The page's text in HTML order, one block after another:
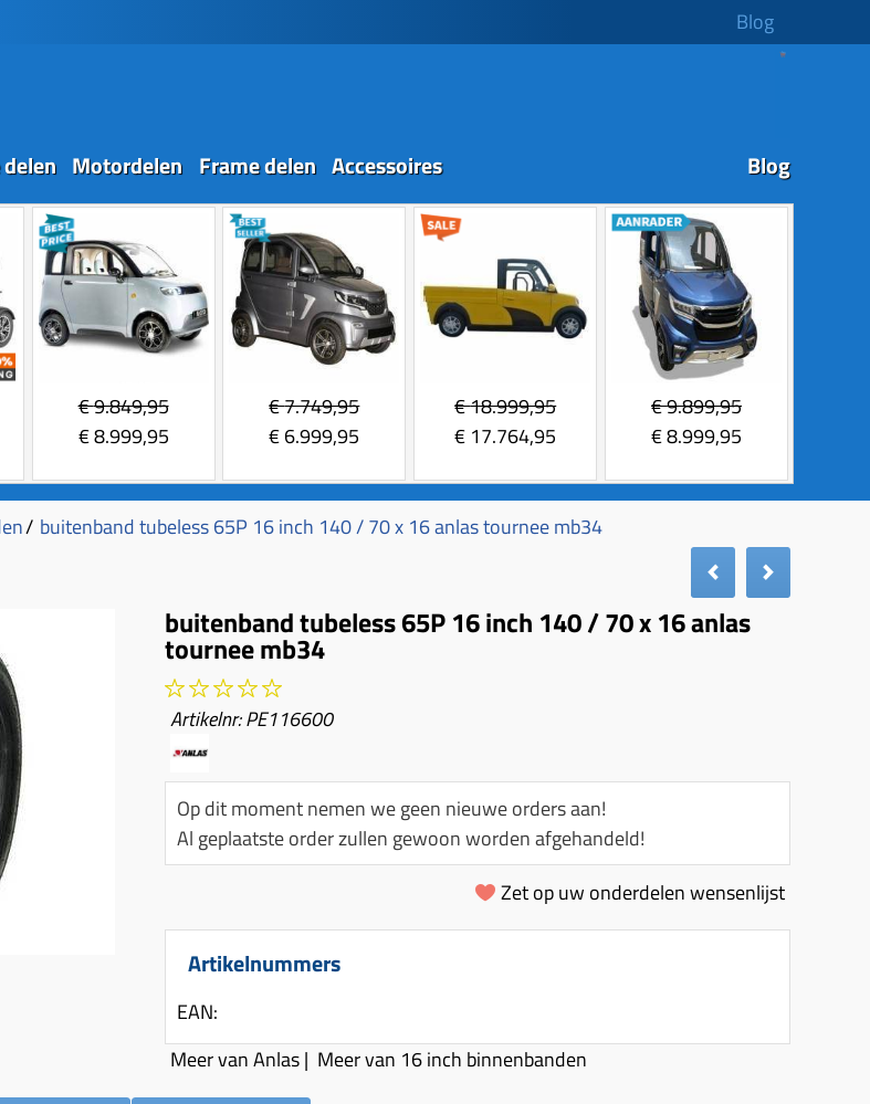
Blog
Motordelen Frame delen Accessoires Blog
€9.849,95
€8.999,95
€7.749,95
€6.999,95
€18.999,95
€ 17.764,95
€9.899,95
€8.999,95
/ buitenband tubeless 65P 16 inch 140 / 70 x 16 anlas tournee mb34
buitenband tubeless 65P 16 inch 140 / 70 x 16 anlas
tournee mb34
Artikelnr:PE116600
Op dit moment nemen we geen nieuwe orders aan!
Al geplaatste order zullen gewoon worden afgehandeld!
Zet op uw onderdelen wensenlijst
Artikelnummers
EAN:
Meer van Anlas| Meer van 16 inch binnenbanden